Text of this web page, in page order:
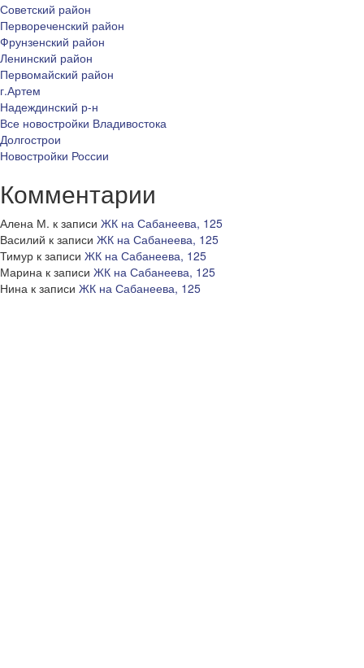
Советский район
Первореченский район
Фрунзенский район
Ленинский район
Первомайский район
г.Артем
Надеждинский р-н
Все новостройки Владивостока
Долгострои
Новостройки России
Комментарии
Алена М. к записи ЖК на Сабанеева, 125
Василий к записи ЖК на Сабанеева, 125
Тимур к записи ЖК на Сабанеева, 125
Марина к записи ЖК на Сабанеева, 125
Нина к записи ЖК на Сабанеева, 125